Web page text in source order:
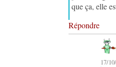
que ça, elle
Répondre
17/